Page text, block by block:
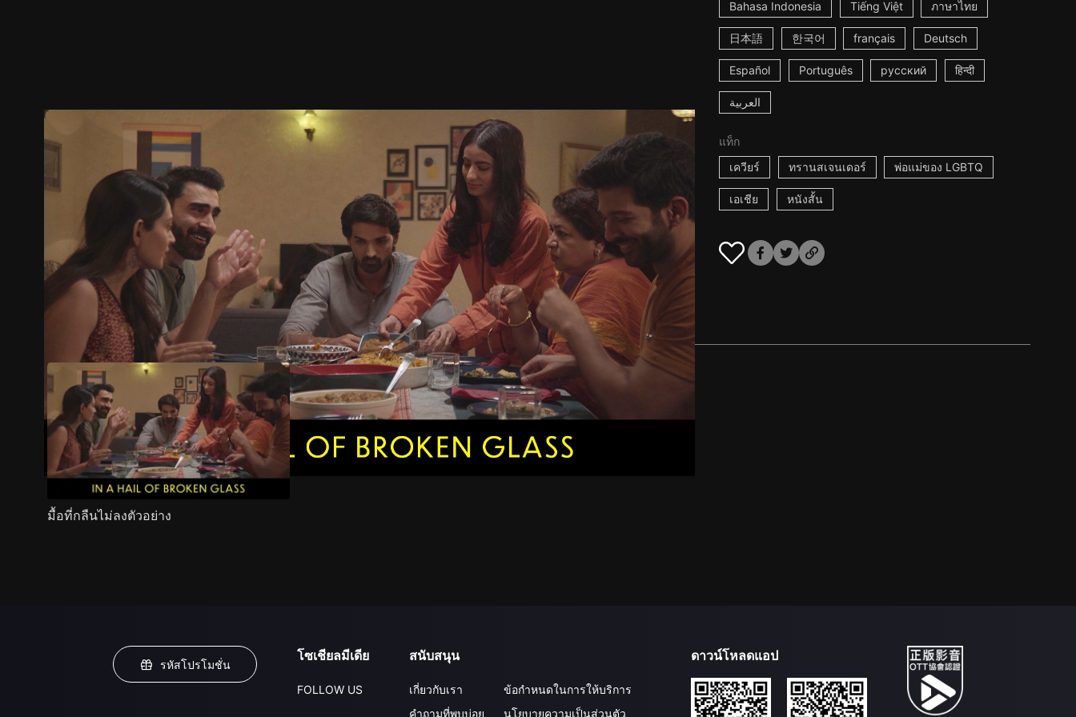
Bahasa Indonesia Tiếng Việt ภาษาไทย
日本語 한국어 français Deutsch
Español Português русский हिन्दी
العربية
แท็ก
เควียร์
ทรานสเจนเดอร์ พ่อแม่ของ LGBTQ
เอเชีย หนังสั้น
ภาพนิ่ง เนื้อหาที่แนะนำ รายละเอียด
มื้อที่กลืนไม่ลงตัวอย่าง
รหัสโปรโมชั่น
โซเชียลมีเดีย
FOLLOW US
สนับสนุน
เกี่ยวกับเรา
คำถามที่พบบ่อย
ข้อกำหนดในการให้บริการ
นโยบายความเป็นส่วนตัว
ดาวน์โหลดแอป